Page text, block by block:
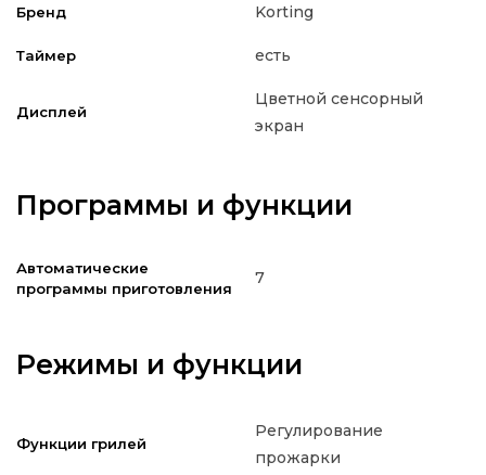
Бренд Korting
Таймер есть
Дисплей
Цветной сенсорный
экран
Программы и функции
Автоматические
программы приготовления
7
Режимы и функции
Функции грилей
Регулирование
прожарки